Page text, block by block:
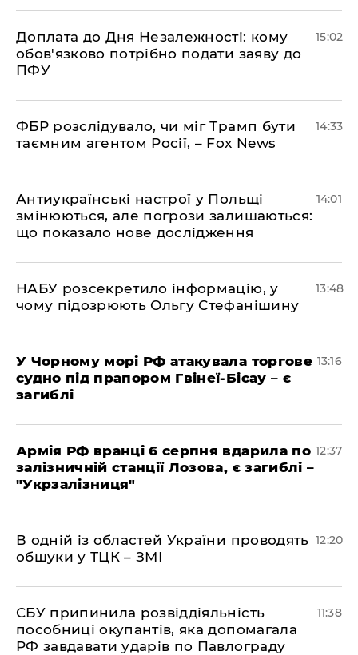
Доплата до Дня Незалежності: кому
обов'язково потрібно подати заяву до
ПФУ
15:02
ФБР розслідувало, чи міг Трамп бути
таємним агентом Росії, – Fox News
14:33
Антиукраїнські настрої у Польщі
змінюються, але погрози залишаються:
що показало нове дослідження
14:01
НАБУ розсекретило інформацію, у
чому підозрюють Ольгу Стефанішину
13:48
У Чорному морі РФ атакувала торгове
судно під прапором Гвінеї-Бісау – є
загиблі
13:16
Армія РФ вранці 6 серпня вдарила по
залізничній станції Лозова, є загиблі –
"Укрзалізниця"
12:37
В одній із областей України проводять
обшуки у ТЦК – ЗМІ
12:20
СБУ припинила розвіддіяльність
пособниці окупантів, яка допомагала
РФ завдавати ударів по Павлограду
11:38